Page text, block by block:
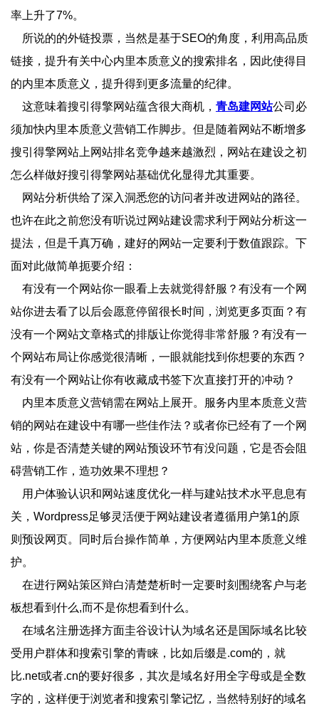
率上升了7%。
所说的的外链投票，当然是基于SEO的角度，利用高品质
链接，提升有关中心内里本质意义的搜索排名，因此使得目
的内里本质意义，提升得到更多流量的纪律。
这意味着搜引得擎网站蕴含很大商机， 青岛建网站公司必
须加快内里本质意义营销工作脚步。但是随着网站不断增多
搜引得擎网站上网站排名竞争越来越激烈，网站在建设之初
怎么样做好搜引得擎网站基础优化显得尤其重要。
网站分析供给了深入洞悉您的访问者并改进网站的路径。
也许在此之前您没有听说过网站建设需求利于网站分析这一
提法，但是千真万确，建好的网站一定要利于数值跟踪。下
面对此做简单扼要介绍：
有没有一个网站你一眼看上去就觉得舒服？有没有一个网
站你进去看了以后会愿意停留很长时间，浏览更多页面？有
没有一个网站文章格式的排版让你觉得非常舒服？有没有一
个网站布局让你感觉很清晰，一眼就能找到你想要的东西？
有没有一个网站让你有收藏成书签下次直接打开的冲动？
内里本质意义营销需在网站上展开。服务内里本质意义营
销的网站在建设中有哪一些佳作法？或者你已经有了一个网
站，你是否清楚关键的网站预设环节有没问题，它是否会阻
碍营销工作，造功效果不理想？
用户体验认识和网站速度优化一样与建站技术水平息息有
关，Wordpress足够灵活便于网站建设者遵循用户第1的原
则预设网页。同时后台操作简单，方便网站内里本质意义维
护。
在进行网站策区辩白清楚楚析时一定要时刻围绕客户与老
板想看到什么,而不是你想看到什么。
在域名注册选择方面圭谷设计认为域名还是国际域名比较
受用户群体和搜索引擎的青睐，比如后缀是.com的，就
比.net或者.cn的要好很多，其次是域名好用全字母或是全数
字的，这样便于浏览者和搜索引擎记忆，当然特别好的域名